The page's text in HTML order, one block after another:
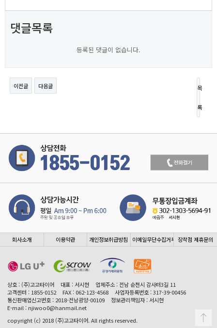
댓글목록
등록된 댓글이 없습니다.
이전글 다음글 목
록
회사소개 이용약관 개인정보취급방침 이메일무단수집거부 장착점 제휴문의
상호 : (주)고고타이어 대표 : 서시현
업체주소 : 전남 순천시 감사터3길 11
고객센터 : 1855-0152
FAX : 062-123-4568
사업자등록번호 : 317-39-00456
통신판매업신고번호 : 2018-전남광양-00109
정보관리책임자 : 서시현
E-mail : njiwoo0@hanmail.net
copyright (c) 2018 (주)고고타이어. All rights reserved.